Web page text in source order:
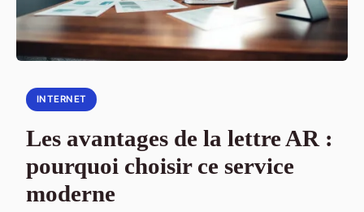
INTERNET
Les avantages de la lettre AR :
pourquoi choisir ce service
moderne